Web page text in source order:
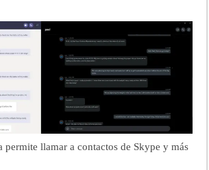
permite llamar a contactos de Skype y más